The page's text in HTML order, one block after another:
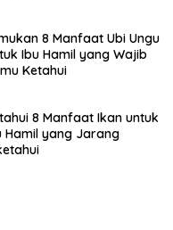
8 Manfaat Ubi Ungu
Ibu Hamil yang Wajib
Ketahui
8 Manfaat Ikan untuk
Hamil yang Jarang